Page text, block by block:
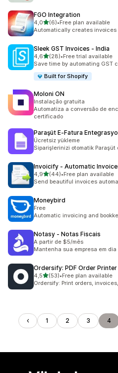
FGO Integration
4,0av 5 stjerner
(6)
Totalt 6 omtaler
•Free plan available
Automatically creates invoices
Sleek GST Invoices ‑ India
4,6av 5 stjerner
(28)
Totalt 28 omtaler
•Free trial available
Save time by automating GST
Built for Shopify
Moloni ON
Instalação gratuita
Automatiza a conversão de
certificado
Paraşüt E‑Fatura
Ücretsiz yükleme
Siparişlerinizi otomatik
Invoicify ‑ Automatic
4,9av 5 stjerner
(44)
Totalt 44 omtaler
•Free plan available
Send beautiful invoices
Moneybird
Free
Automatic invoicing and
Notasy ‑ Notas Fiscais
A partir de $5/mês
Mantenha sua empresa em
Ordersify: PDF Order Printer
4,5av 5 stjerner
(53)
Totalt 53 omtaler
•Free plan available
Ordersify: Print orders,
1 2 3 4